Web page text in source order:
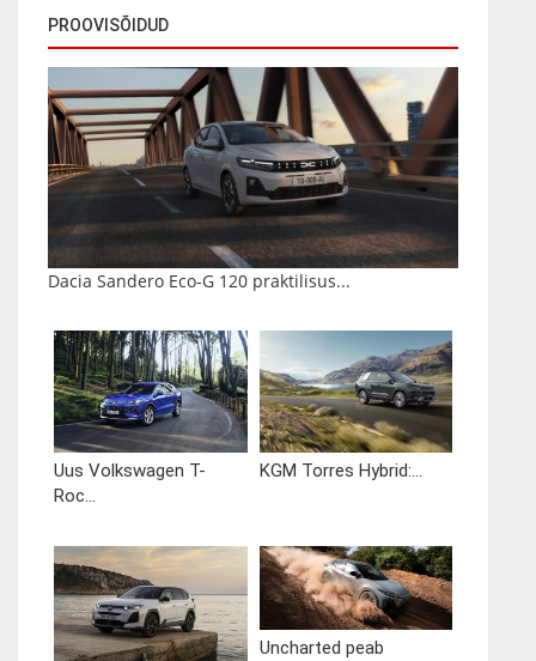
PROOVISÕIDUD
Dacia Sandero Eco-G 120 praktilisus...
Uus Volkswagen T-
Roc...
KGM Torres Hybrid:...
Uncharted peab